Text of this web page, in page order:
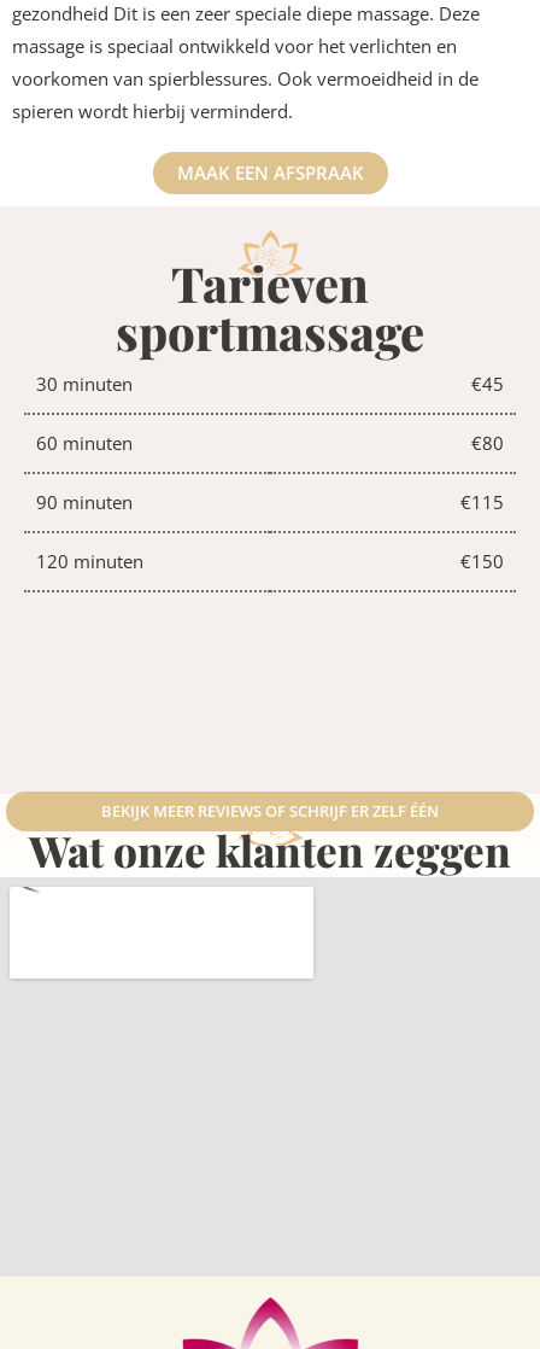
gezondheid Dit is een zeer speciale diepe massage. Deze
massage is speciaal ontwikkeld voor het verlichten en
voorkomen van spierblessures. Ook vermoeidheid in de
spieren wordt hierbij verminderd.
MAAK EEN AFSPRAAK
Tarieven
sportmassage
30 minuten €45
60 minuten €80
90 minuten €115
120 minuten €150
Wat onze klanten zeggen
BEKIJK MEER REVIEWS OF SCHRIJF ER ZELF ÉÉN